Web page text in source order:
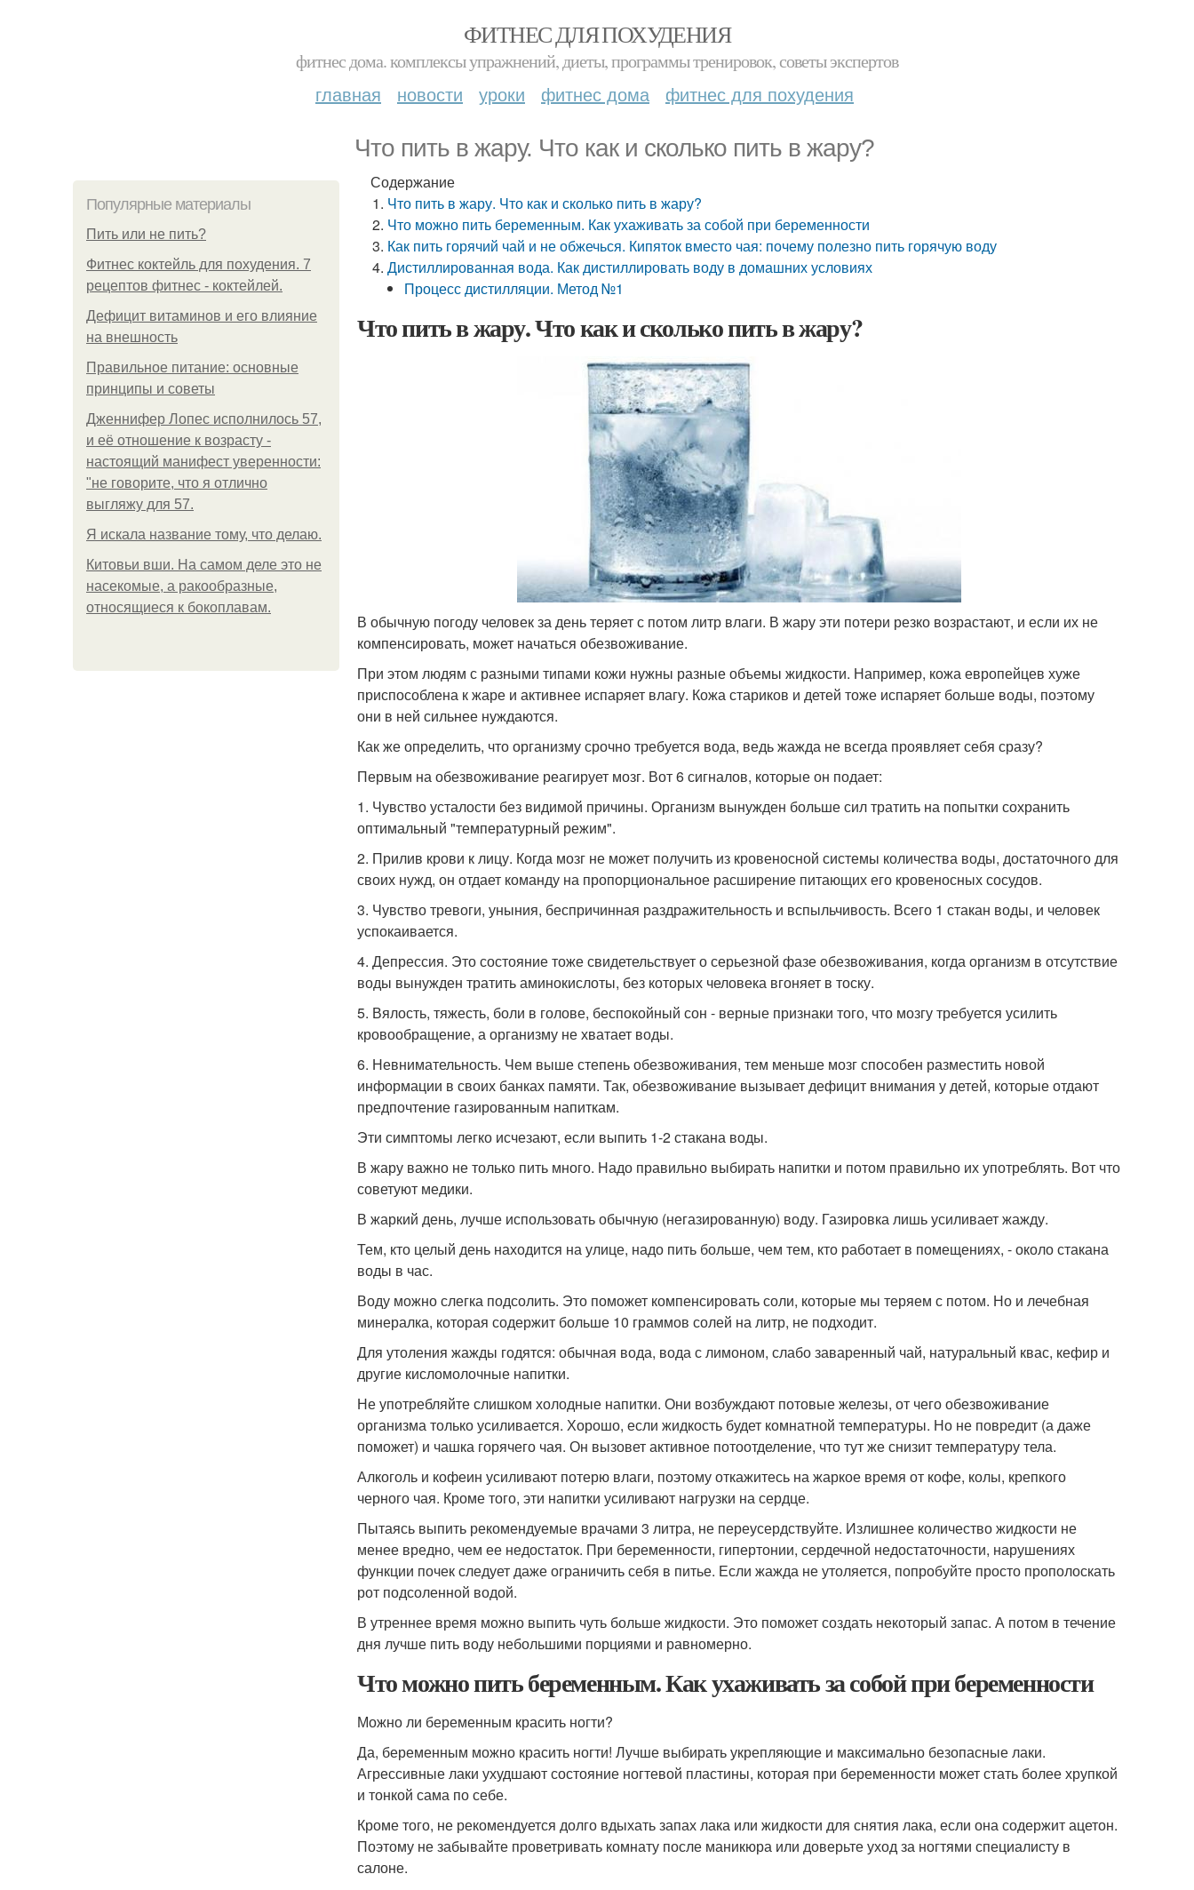
ФИТНЕС ДЛЯ ПОХУДЕНИЯ
фитнес дома. комплексы упражнений, диеты, программы тренировок, советы экспертов
главная новости уроки фитнес дома фитнес для похудения
Что пить в жару. Что как и сколько пить в жару?
Популярные материалы
Пить или не пить?
Фитнес коктейль для похудения. 7
рецептов фитнес - коктейлей.
Дефицит витаминов и его влияние
на внешность
Правильное питание: основные
принципы и советы
Дженнифер Лопес исполнилось 57,
и её отношение к возрасту -
настоящий манифест уверенности:
"не говорите, что я отлично
выгляжу для 57.
Я искала название тому, что делаю.
Китовьи вши. На самом деле это не
насекомые, а ракообразные,
относящиеся к бокоплавам.
Содержание
Что пить в жару. Что как и сколько пить в жару?
Что можно пить беременным. Как ухаживать за собой при беременности
Как пить горячий чай и не обжечься. Кипяток вместо чая: почему полезно пить горячую воду
Дистиллированная вода. Как дистиллировать воду в домашних условиях
Процесс дистилляции. Метод №1
Что пить в жару. Что как и сколько пить в жару?
В обычную погоду человек за день теряет с потом литр влаги. В жару эти потери резко возрастают, и если их не
компенсировать, может начаться обезвоживание.
При этом людям с разными типами кожи нужны разные объемы жидкости. Например, кожа европейцев хуже
приспособлена к жаре и активнее испаряет влагу. Кожа стариков и детей тоже испаряет больше воды, поэтому
они в ней сильнее нуждаются.
Как же определить, что организму срочно требуется вода, ведь жажда не всегда проявляет себя сразу?
Первым на обезвоживание реагирует мозг. Вот 6 сигналов, которые он подает:
1. Чувство усталости без видимой причины. Организм вынужден больше сил тратить на попытки сохранить
оптимальный "температурный режим".
2. Прилив крови к лицу. Когда мозг не может получить из кровеносной системы количества воды, достаточного для
своих нужд, он отдает команду на пропорциональное расширение питающих его кровеносных сосудов.
3. Чувство тревоги, уныния, беспричинная раздражительность и вспыльчивость. Всего 1 стакан воды, и человек
успокаивается.
4. Депрессия. Это состояние тоже свидетельствует о серьезной фазе обезвоживания, когда организм в отсутствие
воды вынужден тратить аминокислоты, без которых человека вгоняет в тоску.
5. Вялость, тяжесть, боли в голове, беспокойный сон - верные признаки того, что мозгу требуется усилить
кровообращение, а организму не хватает воды.
6. Невнимательность. Чем выше степень обезвоживания, тем меньше мозг способен разместить новой
информации в своих банках памяти. Так, обезвоживание вызывает дефицит внимания у детей, которые отдают
предпочтение газированным напиткам.
Эти симптомы легко исчезают, если выпить 1-2 стакана воды.
В жару важно не только пить много. Надо правильно выбирать напитки и потом правильно их употреблять. Вот что
советуют медики.
В жаркий день, лучше использовать обычную (негазированную) воду. Газировка лишь усиливает жажду.
Тем, кто целый день находится на улице, надо пить больше, чем тем, кто работает в помещениях, - около стакана
воды в час.
Воду можно слегка подсолить. Это поможет компенсировать соли, которые мы теряем с потом. Но и лечебная
минералка, которая содержит больше 10 граммов солей на литр, не подходит.
Для утоления жажды годятся: обычная вода, вода с лимоном, слабо заваренный чай, натуральный квас, кефир и
другие кисломолочные напитки.
Не употребляйте слишком холодные напитки. Они возбуждают потовые железы, от чего обезвоживание
организма только усиливается. Хорошо, если жидкость будет комнатной температуры. Но не повредит (а даже
поможет) и чашка горячего чая. Он вызовет активное потоотделение, что тут же снизит температуру тела.
Алкоголь и кофеин усиливают потерю влаги, поэтому откажитесь на жаркое время от кофе, колы, крепкого
черного чая. Кроме того, эти напитки усиливают нагрузки на сердце.
Пытаясь выпить рекомендуемые врачами 3 литра, не переусердствуйте. Излишнее количество жидкости не
менее вредно, чем ее недостаток. При беременности, гипертонии, сердечной недостаточности, нарушениях
функции почек следует даже ограничить себя в питье. Если жажда не утоляется, попробуйте просто прополоскать
рот подсоленной водой.
В утреннее время можно выпить чуть больше жидкости. Это поможет создать некоторый запас. А потом в течение
дня лучше пить воду небольшими порциями и равномерно.
Что можно пить беременным. Как ухаживать за собой при беременности
Можно ли беременным красить ногти?
Да, беременным можно красить ногти! Лучше выбирать укрепляющие и максимально безопасные лаки.
Агрессивные лаки ухудшают состояние ногтевой пластины, которая при беременности может стать более хрупкой
и тонкой сама по себе.
Кроме того, не рекомендуется долго вдыхать запах лака или жидкости для снятия лака, если она содержит ацетон.
Поэтому не забывайте проветривать комнату после маникюра или доверьте уход за ногтями специалисту в
салоне.